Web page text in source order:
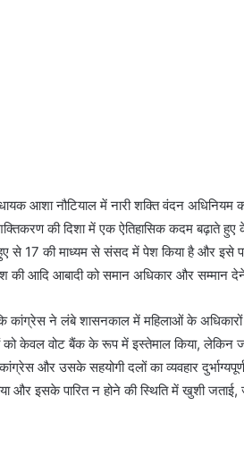
आशा नौटियाल में नारी शक्ति वंदन अधिनियम
की दिशा में एक ऐतिहासिक कदम बढ़ाते
से 17 की माध्यम से संसद में पेश किया है और इसे
आदि आबादी को समान अधिकार और सम्मान देने
कांग्रेस ने लंबे शासनकाल में महिलाओं के
को केवल वोट बैंक के रूप में इस्तेमाल किया, लेकिन
और उसके सहयोगी दलों का व्यवहार
और इसके पारित न होने की स्थिति में खुशी